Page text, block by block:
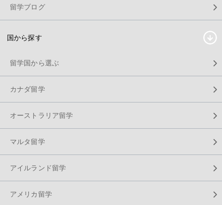
留学ブログ
国から探す
留学国から選ぶ
カナダ留学
オーストラリア留学
マルタ留学
アイルランド留学
アメリカ留学